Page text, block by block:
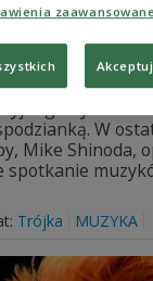
od kulis.
siedmiu latach
W
Mike Shinoda,
spotkanie
Trójka MUZYKA